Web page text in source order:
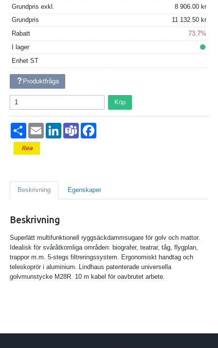
Grundpris exkl.
8 906.00
Grundpris
11 132.50
Rabatt
73.7%
I lager
Enhet ST
Produktfråga
Köp
Dela Email LinkedInTeams
Beskrivning Egenskaper
Beskrivning
Superlätt multifunktionell ryggsäckdammsugare för golv och mattor.
Idealisk för svåråtkomliga områden: biografer, teatrar, tåg, flygplan,
trappor m.m. 5-stegs filtreringssystem. Ergonomiskt handtag och
teleskoprör i aluminium. Lindhaus patenterade universella
golvmunstycke M28R. 10 m kabel för oavbrutet arbete.